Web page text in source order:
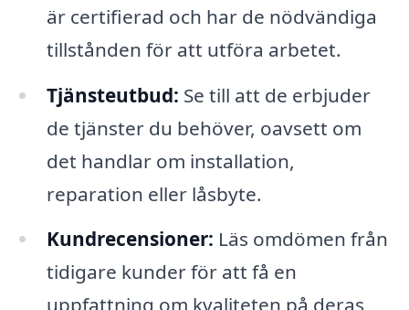
är certifierad och har de nödvändiga
tillstånden för att utföra arbetet.
Tjänsteutbud: Se till att de erbjuder
de tjänster du behöver, oavsett om
det handlar om installation,
reparation eller låsbyte.
Kundrecensioner: Läs omdömen från
tidigare kunder för att få en